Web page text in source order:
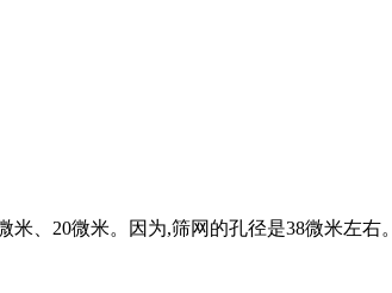
、20微米。因为,筛网的孔径是38微米左右